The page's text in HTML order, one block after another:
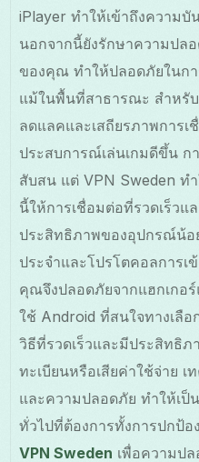
iPlayer ทำให้เข้าถึงความบั
นอกจากนี้ยังรักษาความปล
ของคุณ ทำให้ปลอดภัยในก
แม้ในพื้นที่สาธารณะ สำหรับ
ลดแลคและเสถียรภาพการ
ประสบการณ์เล่นเกมดีขึ้น ก
สับสน แต่ VPN Sweden ท
นี้ให้การเชื่อมต่อที่รวดเร็วแ
ประสิทธิภาพของอุปกรณ์น้อ
ประจำและโปรโตคอลการ
คุณจึงปลอดภัยจากแฮกเกอ
ใช้ Android ที่สนใจทางเลื
วิธีที่รวดเร็วและมีประสิทธิภ
ทะเบียนหรือเสียค่าใช้จ่าย เ
และความปลอดภัย ทำให้เป็
ทั่วไปที่ต้องการทั้งการปกป้
VPN Sweden เพื่อความป